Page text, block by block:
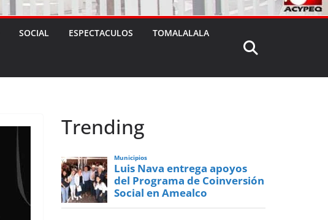
SOCIAL ESPECTACULOS TOMALALALA
Trending
Municipios
Luis Nava entrega apoyos
del Programa de Coinversión
Social en Amealco